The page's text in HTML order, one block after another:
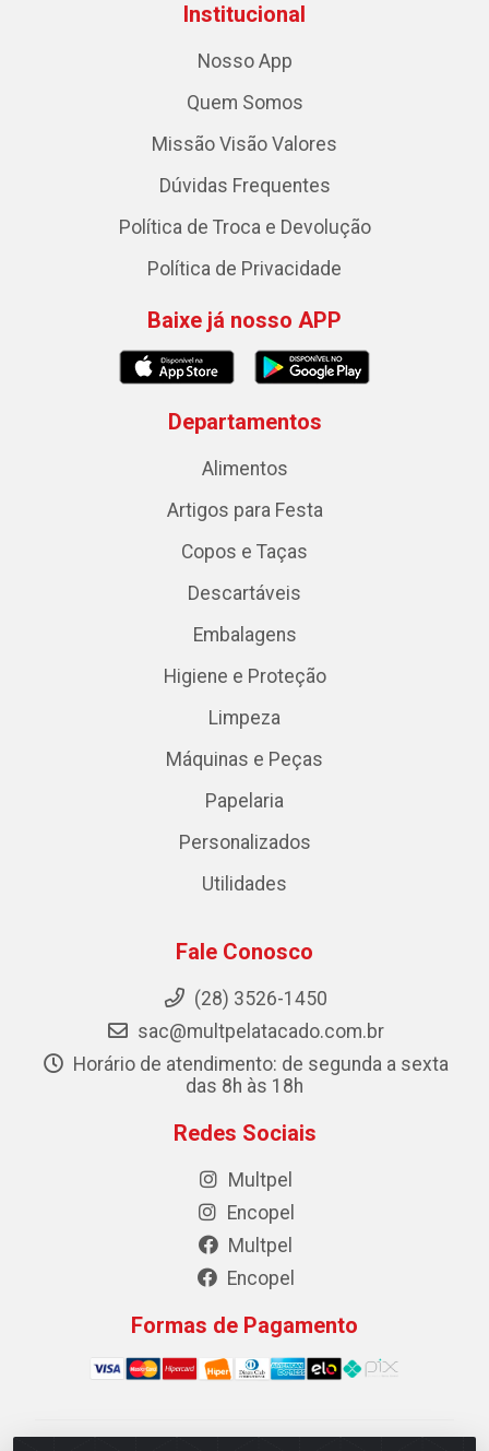
Institucional
Nosso App
Quem Somos
Missão Visão Valores
Dúvidas Frequentes
Política de Troca e Devolução
Política de Privacidade
Baixe já nosso APP
Departamentos
Alimentos
Artigos para Festa
Copos e Taças
Descartáveis
Embalagens
Higiene e Proteção
Limpeza
Máquinas e Peças
Papelaria
Personalizados
Utilidades
Fale Conosco
(28) 3526-1450
sac@multpelatacado.com.br
Horário de atendimento: de segunda a sexta
das 8h às 18h
Redes Sociais
Multpel
Encopel
Multpel
Encopel
Formas de Pagamento